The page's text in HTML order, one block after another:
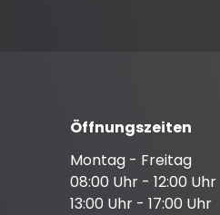
Öffnungszeiten
Montag - Freitag
08:00 Uhr - 12:00 Uhr
13:00 Uhr - 17:00 Uhr